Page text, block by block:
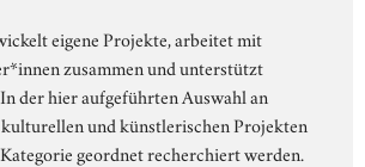
eigene Projekte, arbeitet mit
zusammen und unterstützt
der hier aufgeführten Auswahl an
und künstlerischen Projekten
geordnet recherchiert werden.